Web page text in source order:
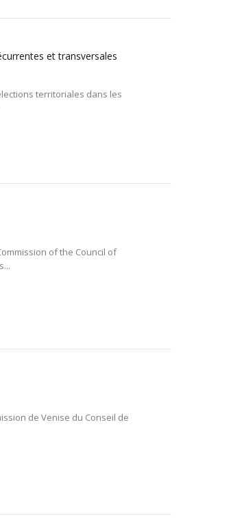
et transversales
territoriales dans les
of the Council of
de Venise du Conseil de